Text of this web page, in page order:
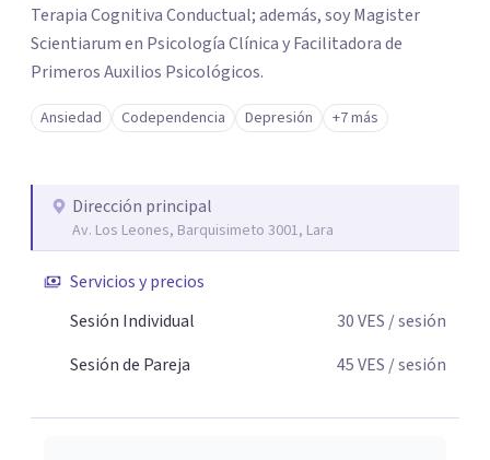
Terapia Cognitiva Conductual; además, soy Magister
Scientiarum en Psicología Clínica y Facilitadora de
Primeros Auxilios Psicológicos.
Ansiedad Codependencia Depresión +7 más
Dirección principal
Av. Los Leones, Barquisimeto 3001, Lara
Servicios y precios
Sesión Individual
30VES / sesión
Sesión de Pareja
45VES / sesión